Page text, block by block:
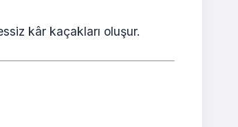
kâr kaçakları oluşur.